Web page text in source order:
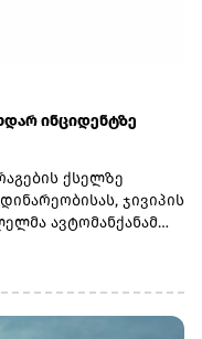
ინციდენტზე
ქსელზე
ჯივიპის
ავტომანქანამ
მძღოლის
კიდე დამატებით